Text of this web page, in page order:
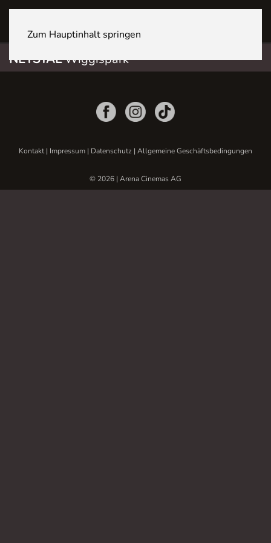
Zum Hauptinhalt springen
NETSTALWiggispark
Kontakt| Impressum | Datenschutz | Allgemeine Geschäftsbedingungen
© 2026 | Arena Cinemas AG